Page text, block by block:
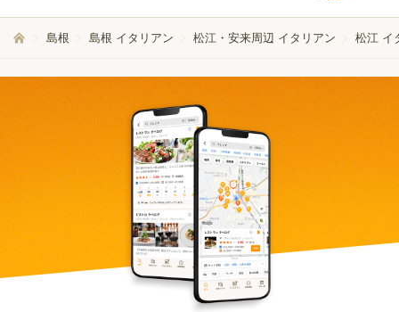
島根 島根 イタリアン 松江・安来周辺 イタリアン 松江 イ